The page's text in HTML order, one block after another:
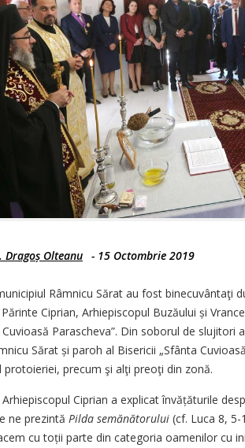
Dragoș Olteanu - 15 Octombrie 2019
Râmnicu Sărat au fost binecuvântaţi
Ciprian, Arhiepiscopul Buzăului și
Parascheva”. Din soborul de
Sărat și paroh al Bisericii „Sfânta
protoieriei, precum şi alţi preoţi din zonă.
Ciprian a explicat învățăturile
ne prezintă Pilda semănătorului (cf. Luca 8,
cu toții parte din categoria oamenilor cu